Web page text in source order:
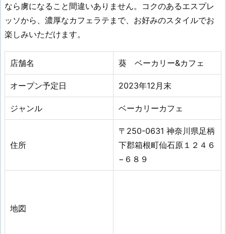
なら虜になること間違いありません。コクのあるエスプレ
ッソから、濃厚なカフェラテまで、お好みのスタイルでお
楽しみいただけます。
店舗名 葵 ベーカリー&カフェ
オープン予定日 2023年12月末
ジャンル ベーカリーカフェ
住所
〒250-0631 神奈川県足柄
下郡箱根町仙石原１２４６
−６８９
地図